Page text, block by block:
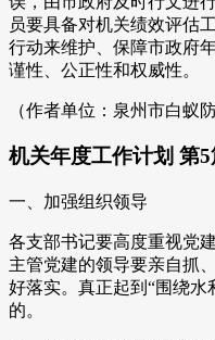
员要具备对机关绩效评估
行动来维护、保障市政府
谨性、公正性和权威性。
（作者单位：泉州市白蚁
机关年度工作计划 第5
一、加强组织领导
各支部书记要高度重视党
主管党建的领导要亲自抓
好落实。真正起到“围绕水
的。